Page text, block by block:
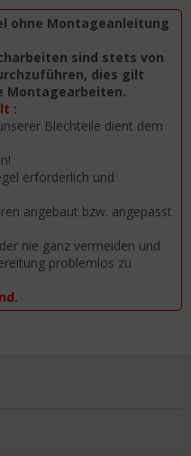
ohne Montageanleitung
sind stets von
dies gilt
Montagearbeiten.
:
Blechteile dient dem
erforderlich und
angebaut bzw. angepasst
nie ganz vermeiden und
problemlos zu